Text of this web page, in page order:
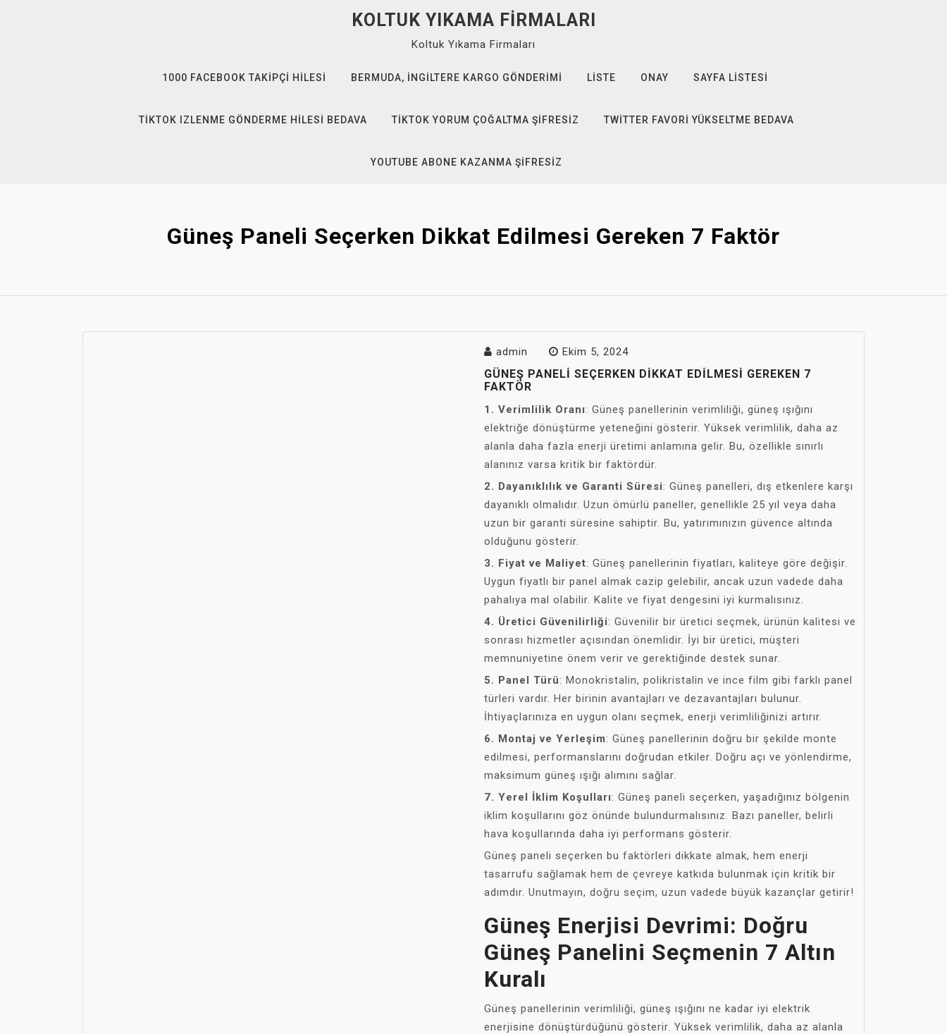
KOLTUK YIKAMA FIRMALARI
Koltuk Yıkama Firmaları
1000 FACEBOOK TAKIPÇI HILESI BERMUDA, İNGILTERE KARGO GÖNDERIMI LISTE ONAY SAYFA LISTESI
TIKTOK IZLENME GÖNDERME HILESI BEDAVA TIKTOK YORUM ÇOĞALTMA ŞIFRESIZ TWITTER FAVORI YÜKSELTME BEDAVA
YOUTUBE ABONE KAZANMA ŞIFRESIZ
Güneş Paneli Seçerken Dikkat Edilmesi Gereken 7 Faktör
admin Ekim 5, 2024
GÜNEŞ PANELI SEÇERKEN DIKKAT EDILMESI GEREKEN 7
FAKTÖR
1. Verimlilik Oranı: Güneş panellerinin verimliliği, güneş ışığını
elektriğe dönüştürme yeteneğini gösterir. Yüksek verimlilik, daha az
alanla daha fazla enerji üretimi anlamına gelir. Bu, özellikle sınırlı
alanınız varsa kritik bir faktördür.
2. Dayanıklılık ve Garanti Süresi: Güneş panelleri, dış etkenlere karşı
dayanıklı olmalıdır. Uzun ömürlü paneller, genellikle 25 yıl veya daha
uzun bir garanti süresine sahiptir. Bu, yatırımınızın güvence altında
olduğunu gösterir.
3. Fiyat ve Maliyet: Güneş panellerinin fiyatları, kaliteye göre değişir.
Uygun fiyatlı bir panel almak cazip gelebilir, ancak uzun vadede daha
pahalıya mal olabilir. Kalite ve fiyat dengesini iyi kurmalısınız.
4. Üretici Güvenilirliği: Güvenilir bir üretici seçmek, ürünün kalitesi ve
sonrası hizmetler açısından önemlidir. İyi bir üretici, müşteri
memnuniyetine önem verir ve gerektiğinde destek sunar.
5. Panel Türü: Monokristalin, polikristalin ve ince film gibi farklı panel
türleri vardır. Her birinin avantajları ve dezavantajları bulunur.
İhtiyaçlarınıza en uygun olanı seçmek, enerji verimliliğinizi artırır.
6. Montaj ve Yerleşim: Güneş panellerinin doğru bir şekilde monte
edilmesi, performanslarını doğrudan etkiler. Doğru açı ve yönlendirme,
maksimum güneş ışığı alımını sağlar.
7. Yerel İklim Koşulları: Güneş paneli seçerken, yaşadığınız bölgenin
iklim koşullarını göz önünde bulundurmalısınız. Bazı paneller, belirli
hava koşullarında daha iyi performans gösterir.
Güneş paneli seçerken bu faktörleri dikkate almak, hem enerji
tasarrufu sağlamak hem de çevreye katkıda bulunmak için kritik bir
adımdır. Unutmayın, doğru seçim, uzun vadede büyük kazançlar getirir!
Güneş Enerjisi Devrimi: Doğru
Güneş Panelini Seçmenin 7 Altın
Kuralı
Güneş panellerinin verimliliği, güneş ışığını ne kadar iyi elektrik
enerjisine dönüştürdüğünü gösterir. Yüksek verimlilik, daha az alanla